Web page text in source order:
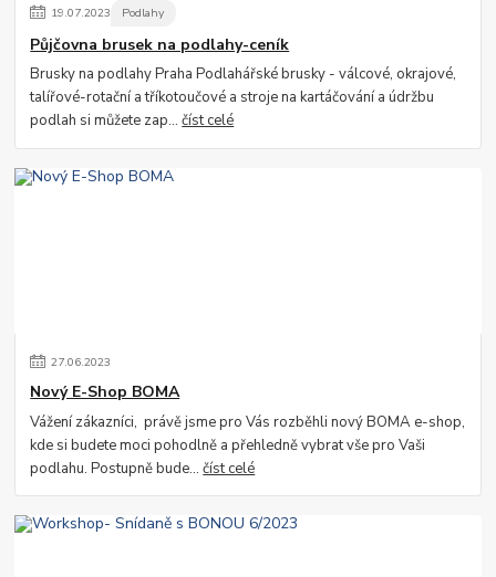
19.07.2023 Podlahy
Půjčovna brusek na podlahy-ceník
Brusky na podlahy Praha Podlahářské brusky - válcové, okrajové,
talířové-rotační a tříkotoučové a stroje na kartáčování a údržbu
podlah si můžete zap...číst celé
27.06.2023
Nový E-Shop BOMA
Vážení zákazníci, právě jsme pro Vás rozběhli nový BOMA e-shop,
kde si budete moci pohodlně a přehledně vybrat vše pro Vaši
podlahu. Postupně bude...číst celé